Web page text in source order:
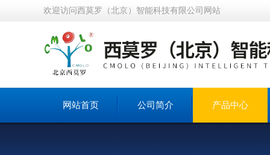
欢迎访问西莫罗（北京）智能科技有限公司网站
网站首页 公司简介 产品中心